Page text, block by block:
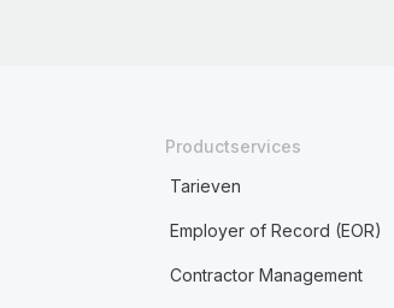
Productservices
Tarieven
Employer of Record (EOR)
Contractor Management